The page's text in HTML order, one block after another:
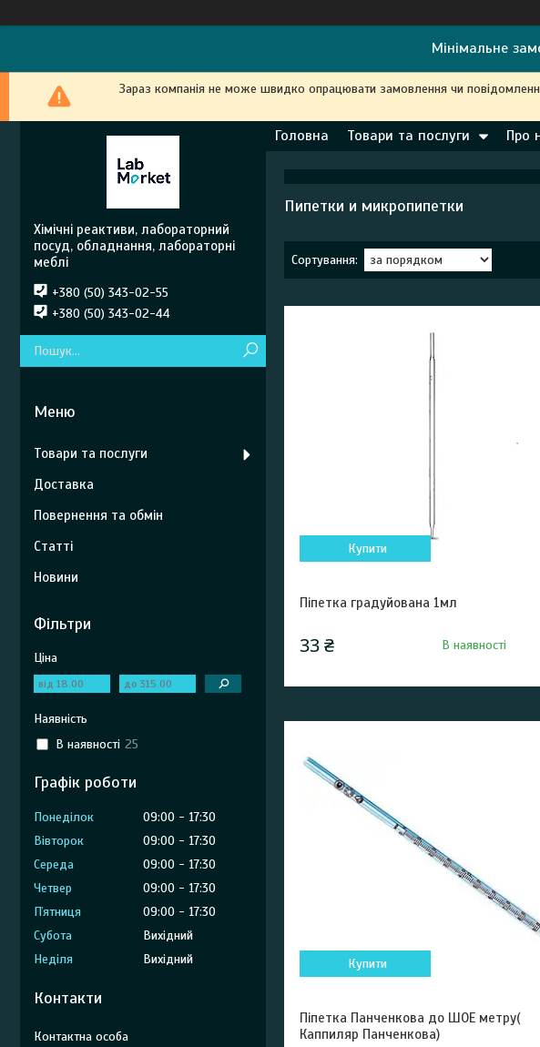
Мінімальне
Зараз компанія не може швидко опрацювати замовлення чи
Головна Товари та послуги Про
Пипетки и микропипетки
Купити
Піпетка градуйована 1мл
33 ₴ В наявності
Купити
Піпетка Панченкова до ШОЕ метру(
Каппиляр Панченкова)
Хімічні реактиви, лабораторний
посуд, обладнання, лабораторні
меблі
+380 (50) 343-02-55
+380 (50) 343-02-44
Товари та послуги
Доставка
Повернення та обмін
Статті
Новини
Фільтри
Ціна
Наявність
В наявності 25
Графік роботи
Понеділок 09:00
17:30
Вівторок
09:00
17:30
Середа
09:00
17:30
Четвер
09:00
17:30
Пʼятниця
09:00
17:30
Субота
Вихідний
Неділя
Вихідний
Контакти